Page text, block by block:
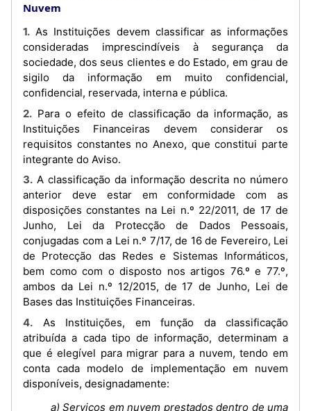
Nuvem
1. As Instituições devem classificar as informações
consideradas imprescindíveis à segurança da
sociedade, dos seus clientes e do Estado, em grau de
sigilo da informação em muito confidencial,
confidencial, reservada, interna e pública.
2. Para o efeito de classificação da informação, as
Instituições Financeiras devem considerar os
requisitos constantes no Anexo, que constitui parte
integrante do Aviso.
3. A classificação da informação descrita no número
anterior deve estar em conformidade com as
disposições constantes na Lei n.º 22/2011, de 17 de
Junho, Lei da Protecção de Dados Pessoais,
conjugadas com a Lei n.º 7/17, de 16 de Fevereiro, Lei
de Protecção das Redes e Sistemas Informáticos,
bem como com o disposto nos artigos 76.º e 77.º,
ambos da Lei n.º 12/2015, de 17 de Junho, Lei de
Bases das Instituições Financeiras.
4. As Instituições, em função da classificação
atribuída a cada tipo de informação, determinam a
que é elegível para migrar para a nuvem, tendo em
conta cada modelo de implementação em nuvem
disponíveis, designadamente:
a) Serviços em nuvem prestados dentro de uma